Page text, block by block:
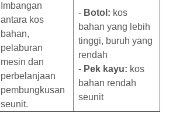
Imbangan
antara kos
bahan,
pelaburan
mesin dan
perbelanjaan
pembungkusan
seunit.
- Botol: kos
bahan yang lebih
tinggi, buruh yang
rendah
- Pek kayu: kos
bahan rendah
seunit